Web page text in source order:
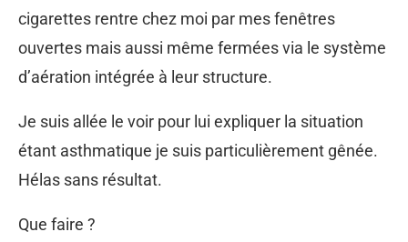
cigarettes rentre chez moi par mes fenêtres
ouvertes mais aussi même fermées via le système
d’aération intégrée à leur structure.
Je suis allée le voir pour lui expliquer la situation
étant asthmatique je suis particulièrement gênée.
Hélas sans résultat.
Que faire ?